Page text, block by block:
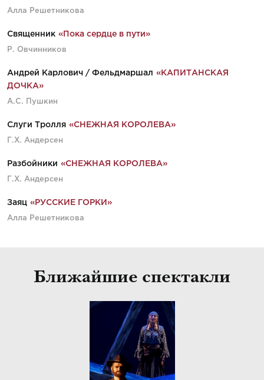
Алла Решетникова
Священник «Пока сердце в пути»
Р. Овчинников
Андрей Карлович / Фельдмаршал «КАПИТАНСКАЯ
ДОЧКА»
А.С. Пушкин
Слуги Тролля «СНЕЖНАЯ КОРОЛЕВА»
Г.Х. Андерсен
Разбойники «СНЕЖНАЯ КОРОЛЕВА»
Г.Х. Андерсен
Заяц «РУССКИЕ ГОРКИ»
Алла Решетникова
Ближайшие спектакли